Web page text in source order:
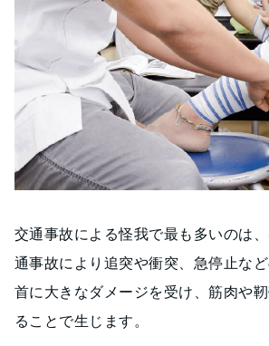
交通事故による怪我で最も多いのは、
通事故により追突や衝突、急停止な
首に大きなダメージを受け、筋肉や
ることで生じます。